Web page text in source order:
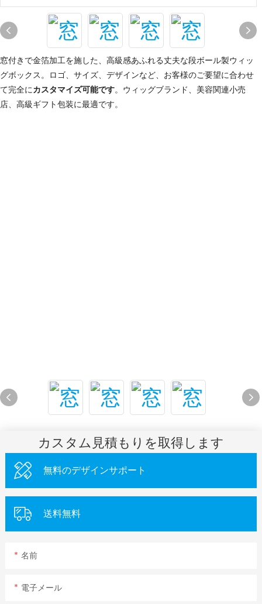
窓付きで金箔加工を施した、高級感あふれる丈夫な段ボール製ウィッ
グボックス。ロゴ、サイズ、デザインなど、お客様のご要望に合わせ
て完全にカスタマイズ可能です。ウィッグブランド、美容関連小売
店、高級ギフト包装に最適です。
カスタム見積もりを取得します
無料のデザインサポート
送料無料
名前
電子メール